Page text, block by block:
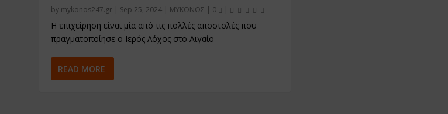
by mykonos247.gr | Sep 25, 2024 | ΜΥΚΟΝΟΣ | 0 |
Η επιχείρηση είναι μία από τις πολλές αποστολές που
πραγματοποίησε ο Ιερός Λόχος στο Αιγαίο
READ MORE